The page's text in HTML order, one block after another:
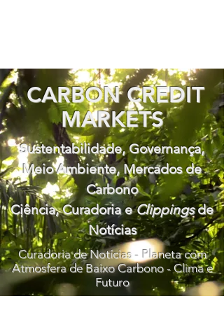
CARBON CREDIT
MARKETS
Sustentabilidade, Governança,
Meio Ambiente, Mercados de
Carbono
Ciência, Curadoria eClippingsde
Notícias
Curadoria de Notícias - Planeta com
Atmosfera de Baixo Carbono - Clima e
Futuro